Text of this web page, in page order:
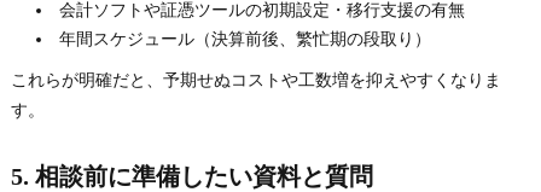
会計ソフトや証憑ツールの初期設定・移行支援の有無
年間スケジュール（決算前後、繁忙期の段取り）
これらが明確だと、予期せぬコストや工数増を抑えやすくなりま
す。
5. 相談前に準備したい資料と質問